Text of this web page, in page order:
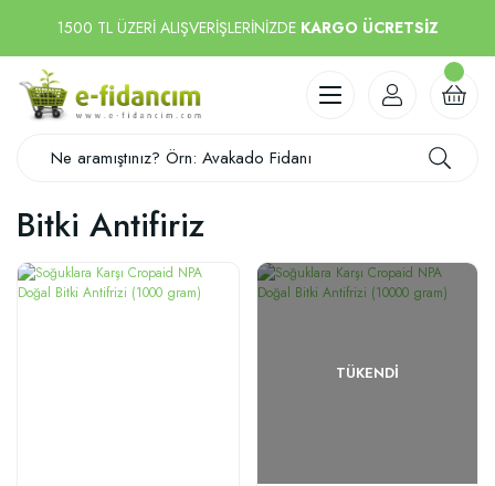
1500 TL ÜZERİ ALIŞVERİŞLERİNİZDE KARGO ÜCRETSİZ
Bitki Antifiriz
TÜKENDI